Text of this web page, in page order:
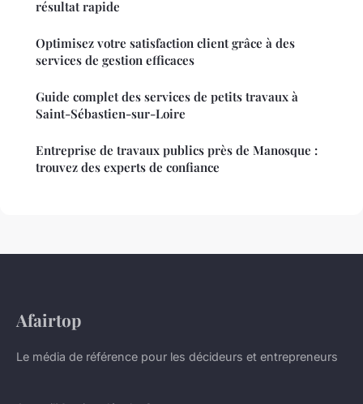
résultat rapide
Optimisez votre satisfaction client grâce à des
services de gestion efficaces
Guide complet des services de petits travaux à
Saint-Sébastien-sur-Loire
Entreprise de travaux publics près de Manosque :
trouvez des experts de confiance
Afairtop
Le média de référence pour les décideurs et entrepreneurs